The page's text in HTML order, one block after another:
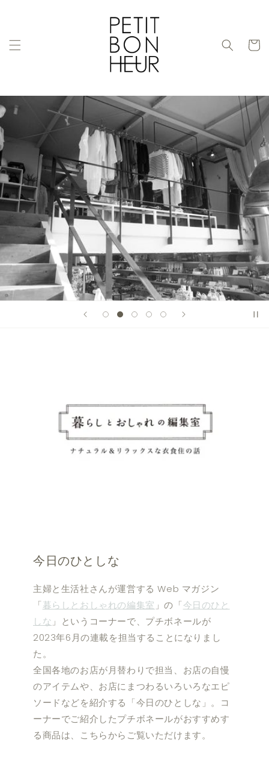
ー
今日のひとしな
主婦と生活社さんが運営する Web マガジン
「暮らしとおしゃれの編集室 」の「今日のひと
しな 」というコーナーで、プチボネールが
2023年6月の連載を担当することになりまし
た。
全国各地のお店が月替わりで担当、お店の自慢
のアイテムや、お店にまつわるいろいろなエピ
ソードなどを紹介する「今日のひとしな」。コ
ーナーでご紹介したプチボネールがおすすめす
る商品は、こちらからご覧いただけます。